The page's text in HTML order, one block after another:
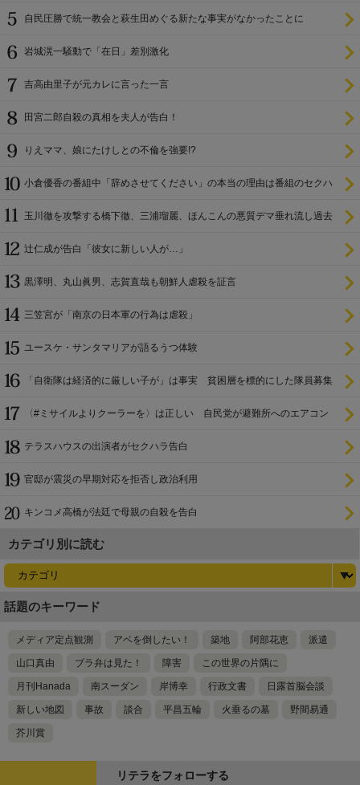
自民圧勝で統一教会と萩生田めぐる新たな事実がなかったことに
岩城滉一騒動で「在日」差別激化
吉高由里子が元カレに言った一言
田宮二郎自殺の真相を夫人が告白！
りえママ、娘にたけしとの不倫を強要!?
小倉優香の番組中「辞めさせてください」の本当の理由は番組のセクハ
玉川徹を攻撃する橋下徹、三浦瑠麗、ほんこんの悪質デマ垂れ流し過去
辻仁成が告白「彼女に新しい人が…」
黒澤明、丸山眞男、志賀直哉も朝鮮人虐殺を証言
三笠宮が「南京の日本軍の行為は虐殺」
ユースケ・サンタマリアが語るうつ体験
「自衛隊は経済的に厳しい子が」は事実 貧困層を標的にした隊員募集
〈#ミサイルよりクーラーを〉は正しい 自民党が避難所へのエアコン
テラスハウスの出演者がセクハラ告白
官邸が震災の早期対応を拒否し政治利用
キンコメ高橋が法廷で母親の自殺を告白
カテゴリ別に読む
話題のキーワード
メディア定点観測 アベを倒したい！ 築地 阿部花恵 派遣
山口真由 ブラ弁は見た！ 障害 この世界の片隅に
月刊Hanada 南スーダン 岸博幸 行政文書 日露首脳会談
新しい地図 事故 談合 平昌五輪 火垂るの墓 野間易通
芥川賞
リテラをフォローする